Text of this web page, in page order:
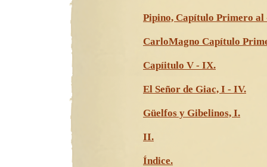
Pipino, Capítulo Primero al
CarloMagno Capítulo
Capíitulo V - IX.
El Señor de Giac, I - IV.
Güelfos y Gibelinos, I.
II.
Índice.